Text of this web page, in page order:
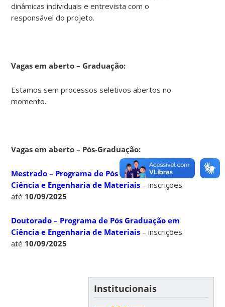
dinâmicas individuais e entrevista com o
responsável do projeto.
Vagas em aberto – Graduação:
Estamos sem processos seletivos abertos no
momento.
Vagas em aberto – Pós-Graduação:
Mestrado – Programa de Pós Graduação em
Ciência e Engenharia de Materiais – inscrições
até 10/09/2025
Doutorado – Programa de Pós Graduação em
Ciência e Engenharia de Materiais – inscrições
até 10/09/2025
Institucionais